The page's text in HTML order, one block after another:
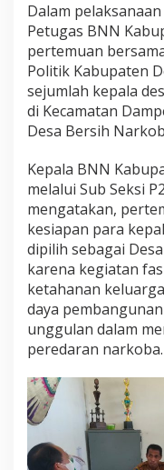
Dalam
Petugas BNN
pertemuan
Politik Kabupaten
sejumlah kepala
di Kecamatan
Desa Bersih
Kepala BNN
melalui Sub Seksi
mengatakan,
kesiapan para
dipilih sebagai
karena kegiatan
ketahanan
daya
unggulan dalam
peredaran narkoba.